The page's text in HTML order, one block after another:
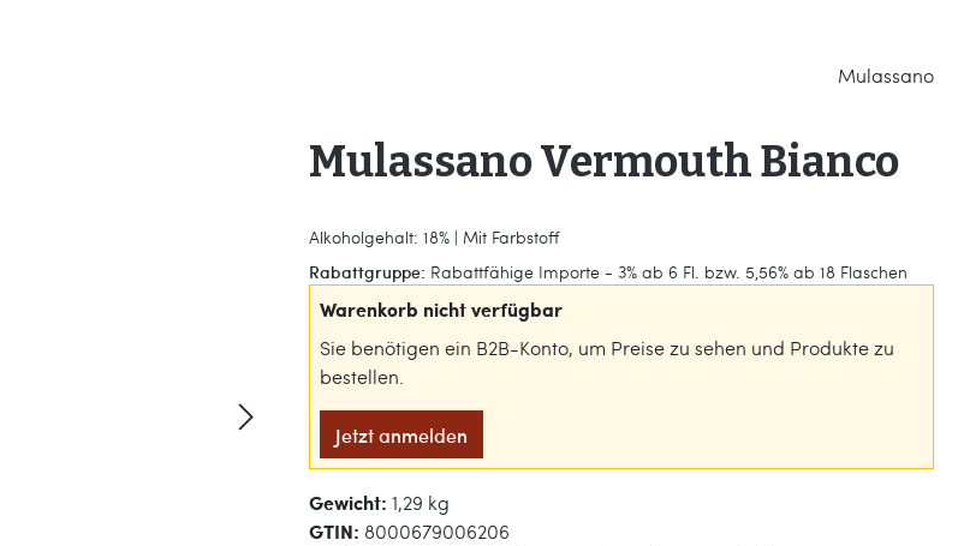
Mulassano
Mulassano Vermouth Bianco
Alkoholgehalt: 18% | Mit Farbstoff
Rabattgruppe: Rabattfähige Importe - 3% ab 6 Fl. bzw. 5,56% ab 18 Flaschen
Warenkorb nicht verfügbar
Sie benötigen ein B2B-Konto, um Preise zu sehen und Produkte zu
bestellen.
Jetzt anmelden
Gewicht: 1,29 kg
GTIN: 8000679006206